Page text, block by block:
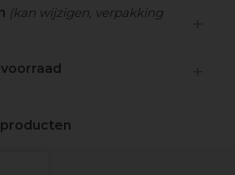
(kan wijzigen, verpakking